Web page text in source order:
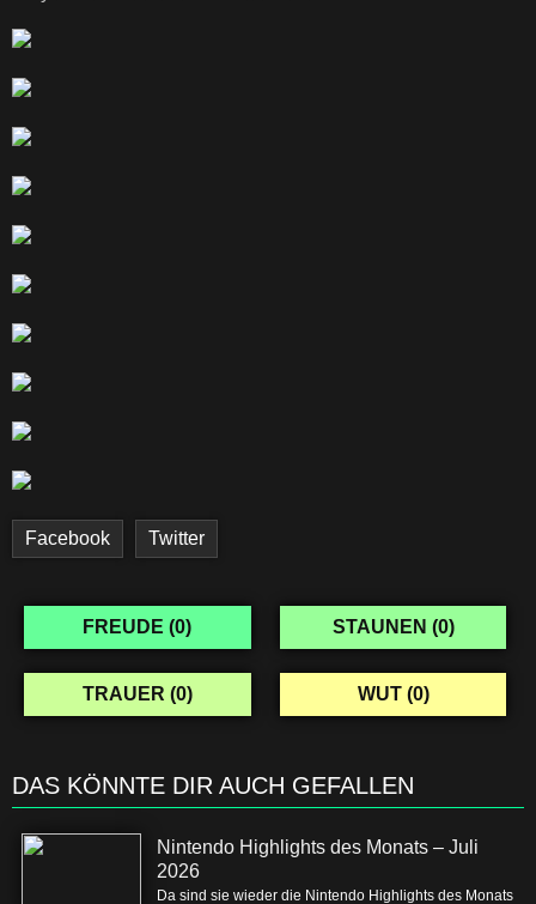
Facebook Twitter
FREUDE (0) STAUNEN (0)
TRAUER (0) WUT (0)
DAS KÖNNTE DIR AUCH GEFALLEN
Nintendo Highlights des Monats – Juli
2026
Da sind sie wieder die Nintendo Highlights des Monats